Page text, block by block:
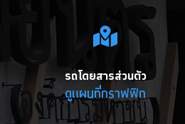
รถโดยสารส่วนตัว
ดูแผนที่กราฟฟิก